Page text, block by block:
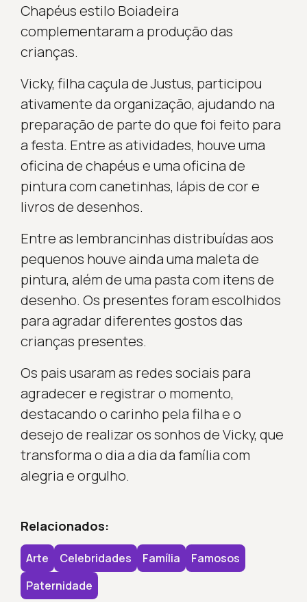
Chapéus estilo Boiadeira
complementaram a produção das
crianças.
Vicky, filha caçula de Justus, participou
ativamente da organização, ajudando na
preparação de parte do que foi feito para
a festa. Entre as atividades, houve uma
oficina de chapéus e uma oficina de
pintura com canetinhas, lápis de cor e
livros de desenhos.
Entre as lembrancinhas distribuídas aos
pequenos houve ainda uma maleta de
pintura, além de uma pasta com itens de
desenho. Os presentes foram escolhidos
para agradar diferentes gostos das
crianças presentes.
Os pais usaram as redes sociais para
agradecer e registrar o momento,
destacando o carinho pela filha e o
desejo de realizar os sonhos de Vicky, que
transforma o dia a dia da família com
alegria e orgulho.
Relacionados:
Arte Celebridades Família
Famosos
Paternidade